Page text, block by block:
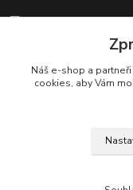
+420
info@rajklubicek.cz
Náš e-shop a
cookies, aby Vám